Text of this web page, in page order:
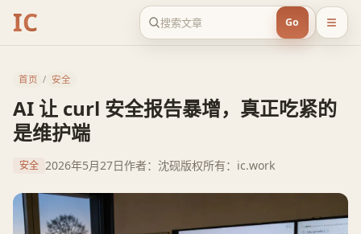
IC Go
首页 / 安全
AI 让 curl 安全报告暴增，真正吃紧的
是维护端
安全 2026年5月27日作者：沈砚版权所有：ic.work